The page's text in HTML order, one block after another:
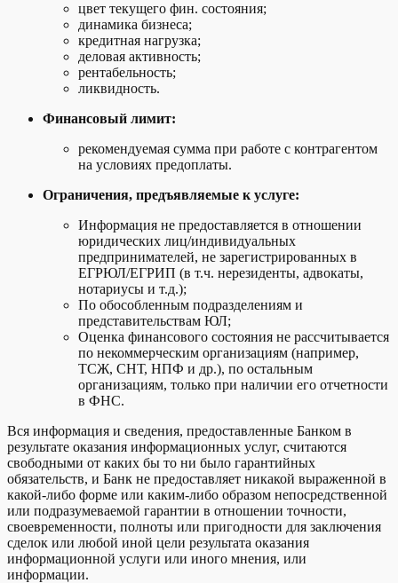
цвет текущего фин. состояния;
динамика бизнеса;
кредитная нагрузка;
деловая активность;
рентабельность;
ликвидность.
Финансовый лимит:
рекомендуемая сумма при работе с контрагентом
на условиях предоплаты.
Ограничения, предъявляемые к услуге:
Информация не предоставляется в отношении
юридических лиц/индивидуальных
предпринимателей, не зарегистрированных в
ЕГРЮЛ/ЕГРИП (в т.ч. нерезиденты, адвокаты,
нотариусы и т.д.);
По обособленным подразделениям и
представительствам ЮЛ;
Оценка финансового состояния не рассчитывается
по некоммерческим организациям (например,
ТСЖ, СНТ, НПФ и др.), по остальным
организациям, только при наличии его отчетности
в ФНС.
Вся информация и сведения, предоставленные Банком в
результате оказания информационных услуг, считаются
свободными от каких бы то ни было гарантийных
обязательств, и Банк не предоставляет никакой выраженной в
какой-либо форме или каким-либо образом непосредственной
или подразумеваемой гарантии в отношении точности,
своевременности, полноты или пригодности для заключения
сделок или любой иной цели результата оказания
информационной услуги или иного мнения, или
информации.